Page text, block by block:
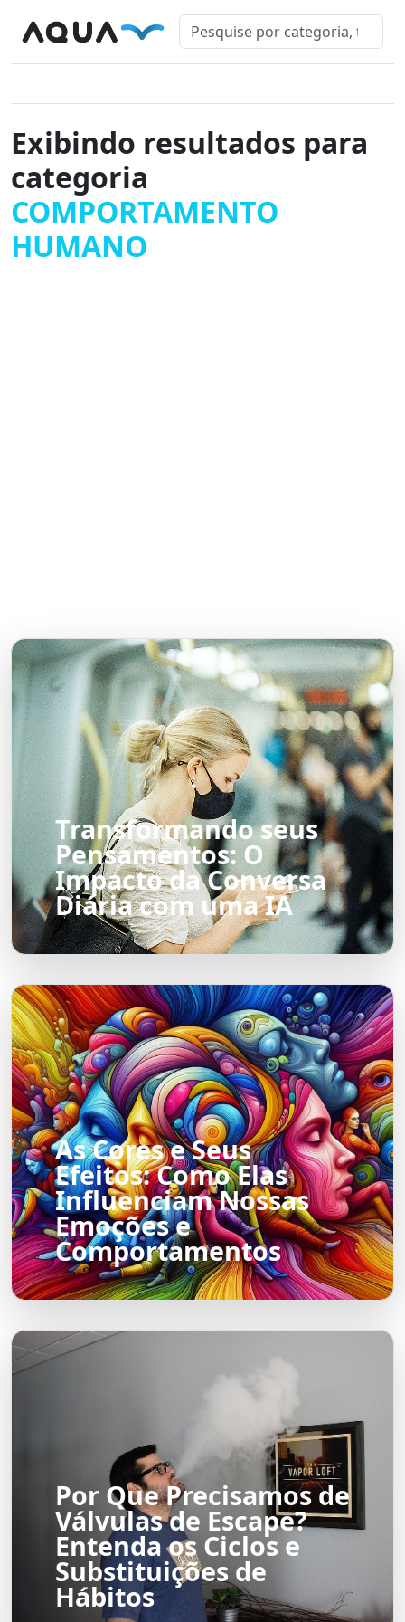
Exibindo resultados para
categoria
COMPORTAMENTO
HUMANO
Transformando seus
Pensamentos: O
Impacto da Conversa
Diária com uma IA
As Cores e Seus
Efeitos: Como Elas
Influenciam Nossas
Emoções e
Comportamentos
Por Que Precisamos de
Válvulas de Escape?
Entenda os Ciclos e
Substituições de
Hábitos